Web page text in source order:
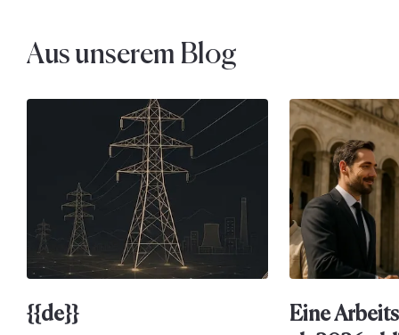
Aus unserem Blog
{{de}}
Eine